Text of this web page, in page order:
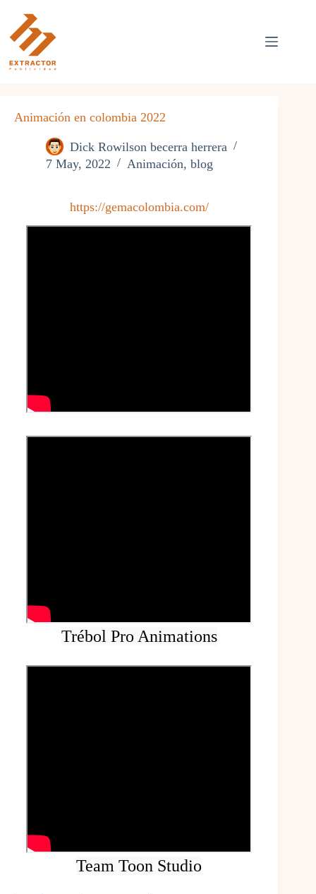
content
Animación en colombia 2022
Dick Rowilson becerra herrera
7 May, 2022
Animación, blog
https://gemacolombia.com/
Trébol Pro Animations
Team Toon Studio